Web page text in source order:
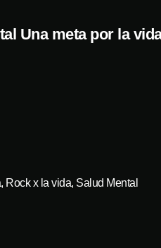
Una meta por la
, Rock x la vida, Salud Mental